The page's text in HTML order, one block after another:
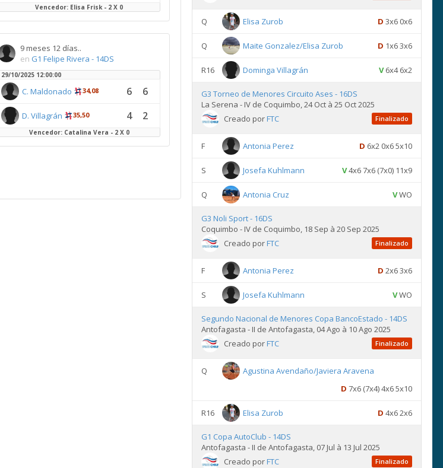
Vencedor: Elisa Frisk - 2 X 0
9 meses 12 días..
en G1 Felipe Rivera - 14DS
29/10/2025 12:00:00
C. Maldonado 34,08 6 6
D. Villagrán 35,50 4 2
Vencedor: Catalina Vera - 2 X 0
Q Elisa Zurob D 3x6 0x6
Q Maite Gonzalez/Elisa Zurob D 1x6 3x6
R16 Dominga Villagrán V6x4 6x2
G3 Torneo de Menores Circuito Ases - 16DS
La Serena - IV de Coquimbo, 24 Oct à 25 Oct 2025
Creado porFTC Finalizado
F Antonia Perez D 6x2 0x6 5x10
S Josefa Kuhlmann V4x6 7x6 (7x0) 11x9
Q Antonia Cruz VWO
G3 Noli Sport - 16DS
Coquimbo - IV de Coquimbo, 18 Sep à 20 Sep 2025
Creado porFTC Finalizado
F Antonia Perez D 2x6 3x6
S Josefa Kuhlmann VWO
Segundo Nacional de Menores Copa BancoEstado - 14DS
Antofagasta - II de Antofagasta, 04 Ago à 10 Ago 2025
Creado porFTC Finalizado
Q
Agustina Avendaño/Javiera Aravena
D 7x6 (7x4) 4x6 5x10
R16 Elisa Zurob D 4x6 2x6
G1 Copa AutoClub - 14DS
Antofagasta - II de Antofagasta, 07 Jul à 13 Jul 2025
Creado porFTC Finalizado